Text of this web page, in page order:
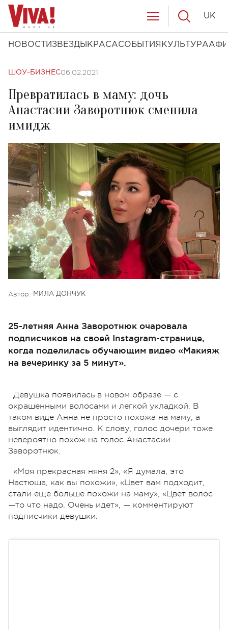
НОВОСТИ ЗВЕЗДЫ КРАСАСОБЫТИЯ КУЛЬТУРА
UK
ШОУ-БИЗНЕС06.02.2021
Превратилась в маму: дочь
Анастасии Заворотнюк сменила
имидж
Автор: МИЛА ДОНЧУК
25-летняя Анна Заворотнюк очаровала
подписчиков на своей Instagram-странице,
когда поделилась обучающим видео «Макияж
на вечеринку за 5 минут».
Девушка появилась в новом образе — с
окрашенными волосами и легкой укладкой. В
таком виде Анна не просто похожа на маму, а
выглядит идентично. К слову, голос дочери тоже
невероятно похож на голос Анастасии
Заворотнюк.
«Моя прекрасная няня 2», «Я думала, это
Настюша, как вы похожи», «Цвет вам подходит,
стали еще больше похожи на маму», «Цвет волос
—то что надо. Очень идет», — комментируют
подписчики девушки.